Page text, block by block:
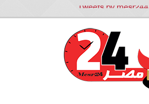
Tweets by mesr244